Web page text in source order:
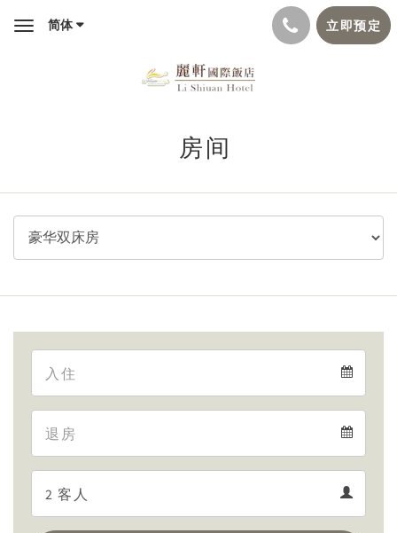
Toggle简体 立即预定
房间